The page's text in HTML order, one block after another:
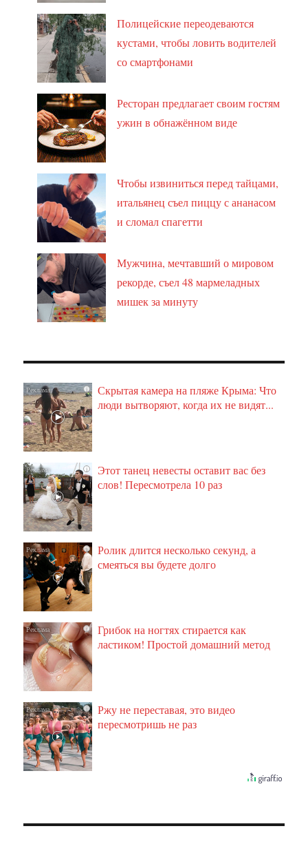
Полицейские переодеваются
кустами, чтобы ловить водителей
со смартфонами
Ресторан предлагает своим гостям
ужин в обнажённом виде
Чтобы извиниться перед тайцами,
итальянец съел пиццу с ананасом
и сломал спагетти
Мужчина, мечтавший о мировом
рекорде, съел 48 мармеладных
мишек за минуту
i
Скрытая камера на пляже Крыма: Что
люди вытворяют, когда их не видят...
i
Этот танец невесты оставит вас без
слов! Пересмотрела 10 раз
i
Ролик длится несколько секунд, а
смеяться вы будете долго
i
Грибок на ногтях стирается как
ластиком! Простой домашний метод
i
Ржу не переставая, это видео
пересмотришь не раз